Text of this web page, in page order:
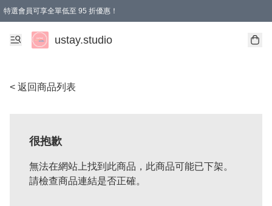
特選會員可享全單低至 95 折優惠！
ustay.studio
< 返回商品列表
很抱歉
無法在網站上找到此商品，此商品可能已下架。
請檢查商品連結是否正確。